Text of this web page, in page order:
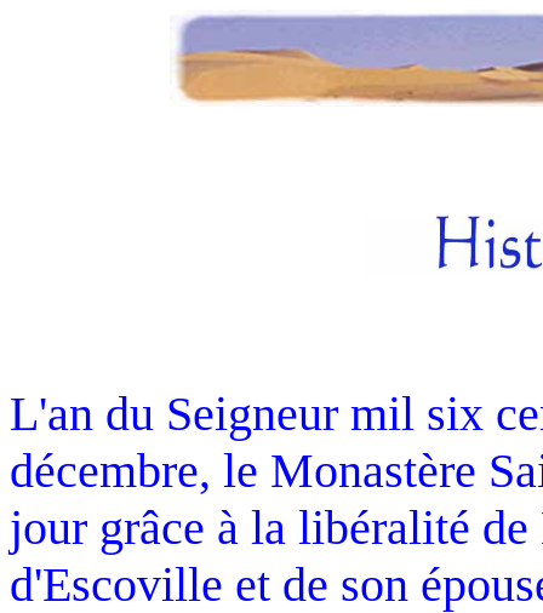
L'an du Seigneur mil six
décembre, le Monastère
jour grâce à la libéralité
d'Escoville et de son